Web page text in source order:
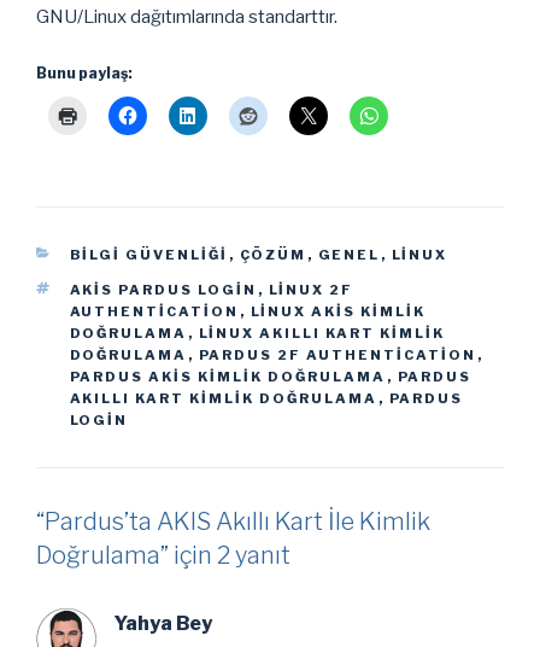
GNU/Linux dağıtımlarında standarttır.
Bunu paylaş:
KATEGORILER
BILGI GÜVENLIĞI , ÇÖZÜM , GENEL , LINUX
ETIKETLER
AKIS PARDUS LOGIN , LINUX 2F
AUTHENTICATION , LINUX AKIS KIMLIK
DOĞRULAMA , LINUX AKILLI KART KIMLIK
DOĞRULAMA , PARDUS 2F AUTHENTICATION ,
PARDUS AKIS KIMLIK DOĞRULAMA , PARDUS
AKILLI KART KIMLIK DOĞRULAMA , PARDUS
LOGIN
“Pardus’ta AKIS Akıllı Kart İle Kimlik
Doğrulama” için 2 yanıt
Yahya Bey